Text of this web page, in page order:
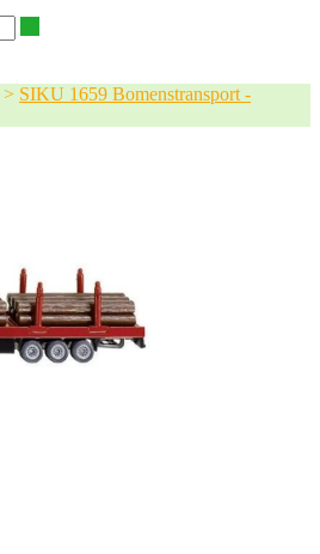
> SIKU 1659 Bomenstransport -